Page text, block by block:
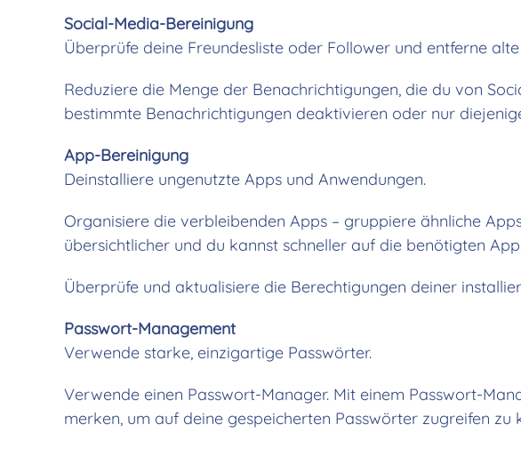
Social-Media-Bereinigung
Überprüfe deine Freundesliste oder Follower und entferne
Reduziere die Menge der Benachrichtigungen, die du von
bestimmte Benachrichtigungen deaktivieren oder nur
App-Bereinigung
Deinstalliere ungenutzte Apps und Anwendungen.
Organisiere die verbleibenden Apps – gruppiere ähnliche
übersichtlicher und du kannst schneller auf die benötigten
Überprüfe und aktualisiere die Berechtigungen deiner
Passwort-Management
Verwende starke, einzigartige Passwörter.
Verwende einen Passwort-Manager. Mit einem Passwort-
merken, um auf deine gespeicherten Passwörter zugreifen zu